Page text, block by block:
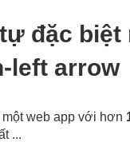
đặc biệt
left arrow
một web app với hơn
...